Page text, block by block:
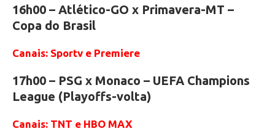
16h00 – Atlético-GO x Primavera-MT –
Copa do Brasil
Canais: Sportv e Premiere
17h00 – PSG x Monaco – UEFA Champions
League (Playoffs-volta)
Canais: TNT e HBO MAX